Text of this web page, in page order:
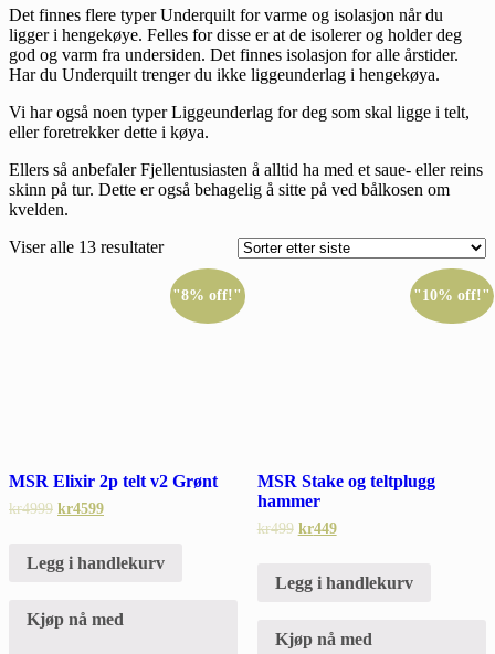
Det finnes flere typer Underquilt for varme og isolasjon når du
ligger i hengekøye. Felles for disse er at de isolerer og holder deg
god og varm fra undersiden. Det finnes isolasjon for alle årstider.
Har du Underquilt trenger du ikke liggeunderlag i hengekøya.
Vi har også noen typer Liggeunderlag for deg som skal ligge i telt,
eller foretrekker dette i køya.
Ellers så anbefaler Fjellentusiasten å alltid ha med et saue- eller reins
skinn på tur. Dette er også behagelig å sitte på ved bålkosen om
kvelden.
Viser alle 13 resultater
"8% off!"
MSR Elixir 2p telt v2 Grønt
kr4999 kr4599
Legg i handlekurv
Kjøp nå med
"10% off!"
MSR Stake og teltplugg
hammer
kr499 kr449
Legg i handlekurv
Kjøp nå med